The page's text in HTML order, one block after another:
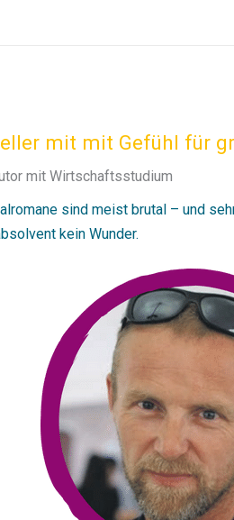
mit mit Gefühl für
mit Wirtschaftsstudium
sind meist brutal – und
kein Wunder.